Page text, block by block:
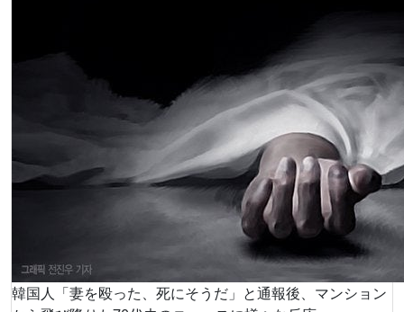
韓国人「妻を殴った、死にそうだ」と通報後、マンション